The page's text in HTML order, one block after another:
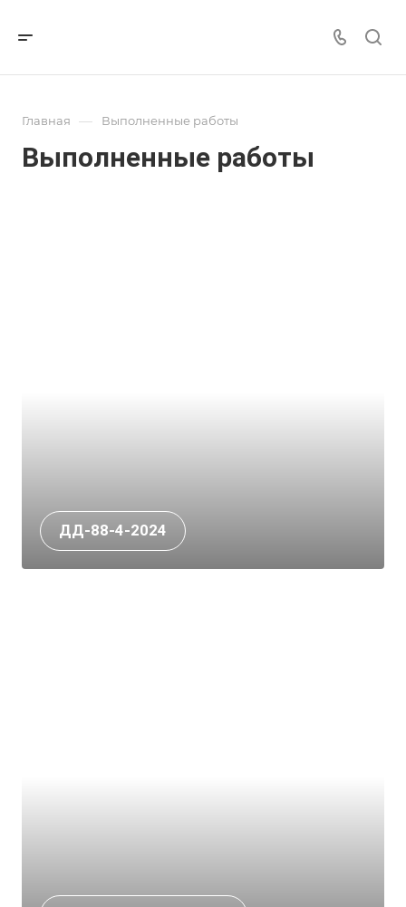
Главная — Выполненные работы
Выполненные работы
ДД-88-4-2024